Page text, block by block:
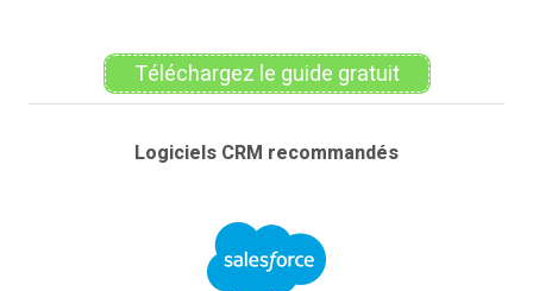
Téléchargez le guide gratuit
Logiciels CRM recommandés